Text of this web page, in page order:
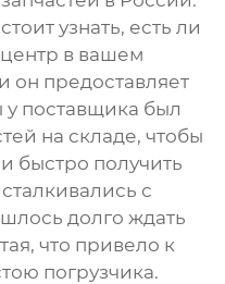
узнать, есть ли
в вашем
он предоставляет
у поставщика был
на складе, чтобы
быстро получить
с
долго ждать
что привело к
погрузчика.